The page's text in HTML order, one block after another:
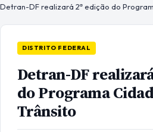
Detran-DF realizará 2ª edição do
DISTRITO FEDERAL
Detran-DF
do Programa
Trânsito